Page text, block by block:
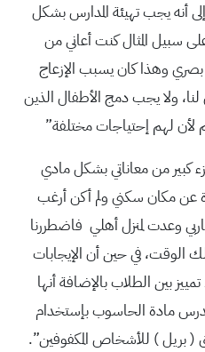
إلى أنه يجب تهيئة المدارس بشكل
سبيل المثال كنت أعاني من
وهذا كان يسبب الإزعاج
لنا، ولا يجب دمج الأطفال الذين
لهم إحتياجات مختلفة”
من معاناتي بشكل مادي
مكان سكني ولم أكن أرغب
وعدت لمنزل أهلي فاضطررنا
الوقت، في حين أن الإيجابات
بين الطلاب بالإضافة أنها
مادة الحاسوب بإستخدام
( بريل ) للأشخاص المكفوفين”.